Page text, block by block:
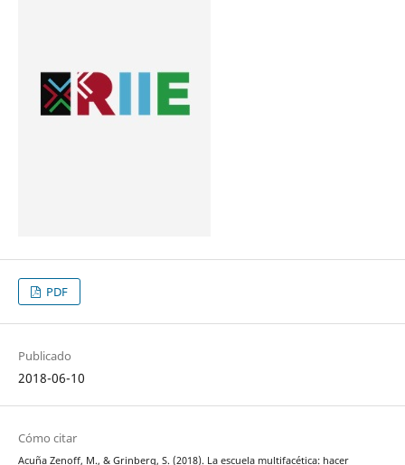
PDF
Publicado
2018-06-10
Cómo citar
Acuña Zenoff, M., & Grinberg, S. (2018). La escuela multifacética: hacer